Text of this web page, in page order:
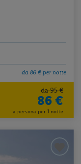
da 86 € per notte
da 95 €
86 €
a persona per 1 notte